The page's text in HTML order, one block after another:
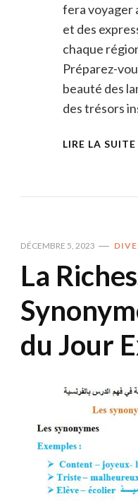
fera voyager
et des
chaque
Préparez-
beauté des
des trésors
LIRE LA SUITE
DÉCEMBRE 5, 2023
La
du Jour